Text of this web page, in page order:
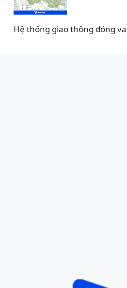
Hệ thống giao thông đóng